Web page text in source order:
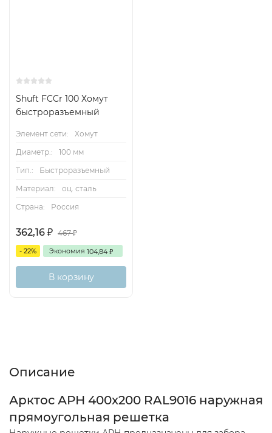
Shuft FCCr 100 Хомут
быстроразъемный
Элемент сети:
Хомут
Диаметр.:
100 мм
Тип.:
Быстроразъемный
Материал:
оц. сталь
Страна:
Россия
362,16 ₽ 467₽
- 22% Экономия 104,84 ₽
В корзину
Описание
Арктос АРН 400x200 RAL9016 наружная
прямоугольная решетка